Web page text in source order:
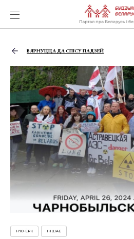
ВЯРНУЦЦА ДА СПІСУ ПАДЗЕЙ
Н'Ю-ЁРК ІНШАЕ